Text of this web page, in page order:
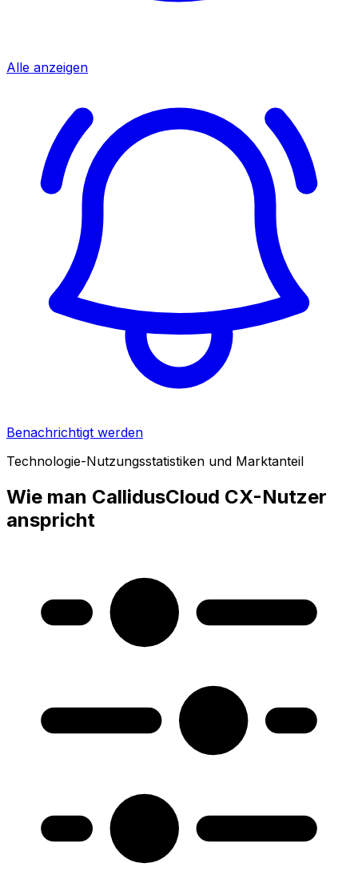
Alle anzeigen
Benachrichtigt werden
Technologie-Nutzungsstatistiken und Marktanteil
Wie man CallidusCloud CX-Nutzer
anspricht